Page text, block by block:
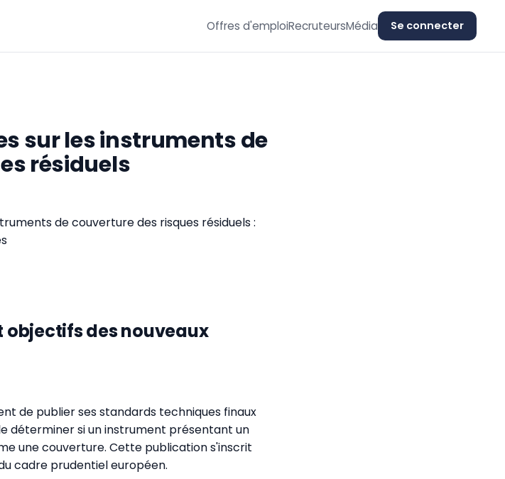
Offres d'emploiRecruteursMédia Se connecter
sur les instruments de
résiduels
de couverture des risques résiduels :
des nouveaux
de publier ses standards techniques finaux
déterminer si un instrument présentant un
une couverture. Cette publication s'inscrit
cadre prudentiel européen.